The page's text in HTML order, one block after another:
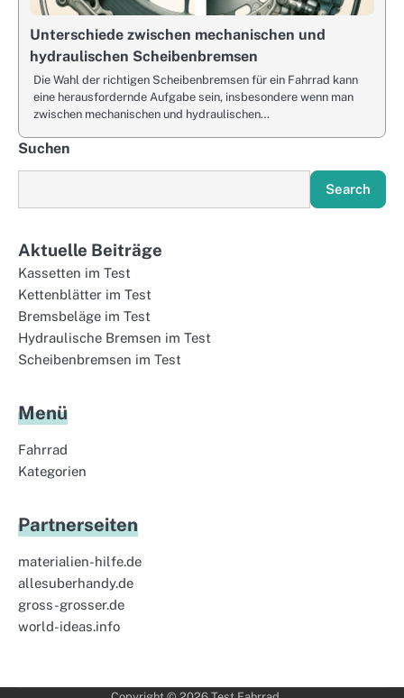
Unterschiede zwischen mechanischen und
hydraulischen Scheibenbremsen
Die Wahl der richtigen Scheibenbremsen für ein Fahrrad kann
eine herausfordernde Aufgabe sein, insbesondere wenn man
zwischen mechanischen und hydraulischen…
Suchen
Search
Aktuelle Beiträge
Kassetten im Test
Kettenblätter im Test
Bremsbeläge im Test
Hydraulische Bremsen im Test
Scheibenbremsen im Test
Menü
Fahrrad
Kategorien
Partnerseiten
materialien-hilfe.de
allesuberhandy.de
gross-grosser.de
world-ideas.info